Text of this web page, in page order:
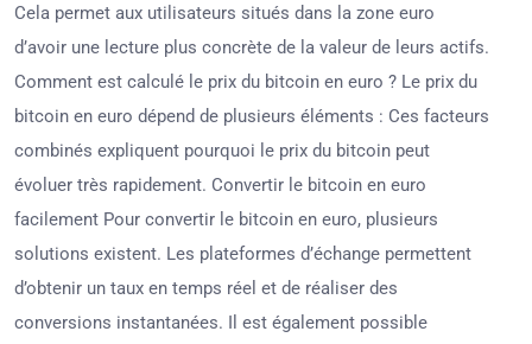
Cela permet aux utilisateurs situés dans la zone euro
d’avoir une lecture plus concrète de la valeur de leurs actifs.
Comment est calculé le prix du bitcoin en euro ? Le prix du
bitcoin en euro dépend de plusieurs éléments : Ces facteurs
combinés expliquent pourquoi le prix du bitcoin peut
évoluer très rapidement. Convertir le bitcoin en euro
facilement Pour convertir le bitcoin en euro, plusieurs
solutions existent. Les plateformes d’échange permettent
d’obtenir un taux en temps réel et de réaliser des
conversions instantanées. Il est également possible